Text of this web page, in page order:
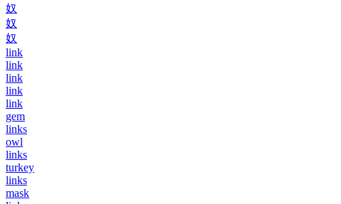
奴
奴
奴
link
link
link
link
link
gem
links
owl
links
turkey
links
mask